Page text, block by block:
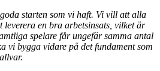
starten som vi haft. Vi vill att alla
leverera en bra arbetsinsats, vilket är
spelare får ungefär samma antal
vi bygga vidare på det fundament som